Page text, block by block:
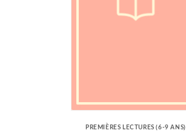
PREMIÈRES LECTURES (6-9 ANS)